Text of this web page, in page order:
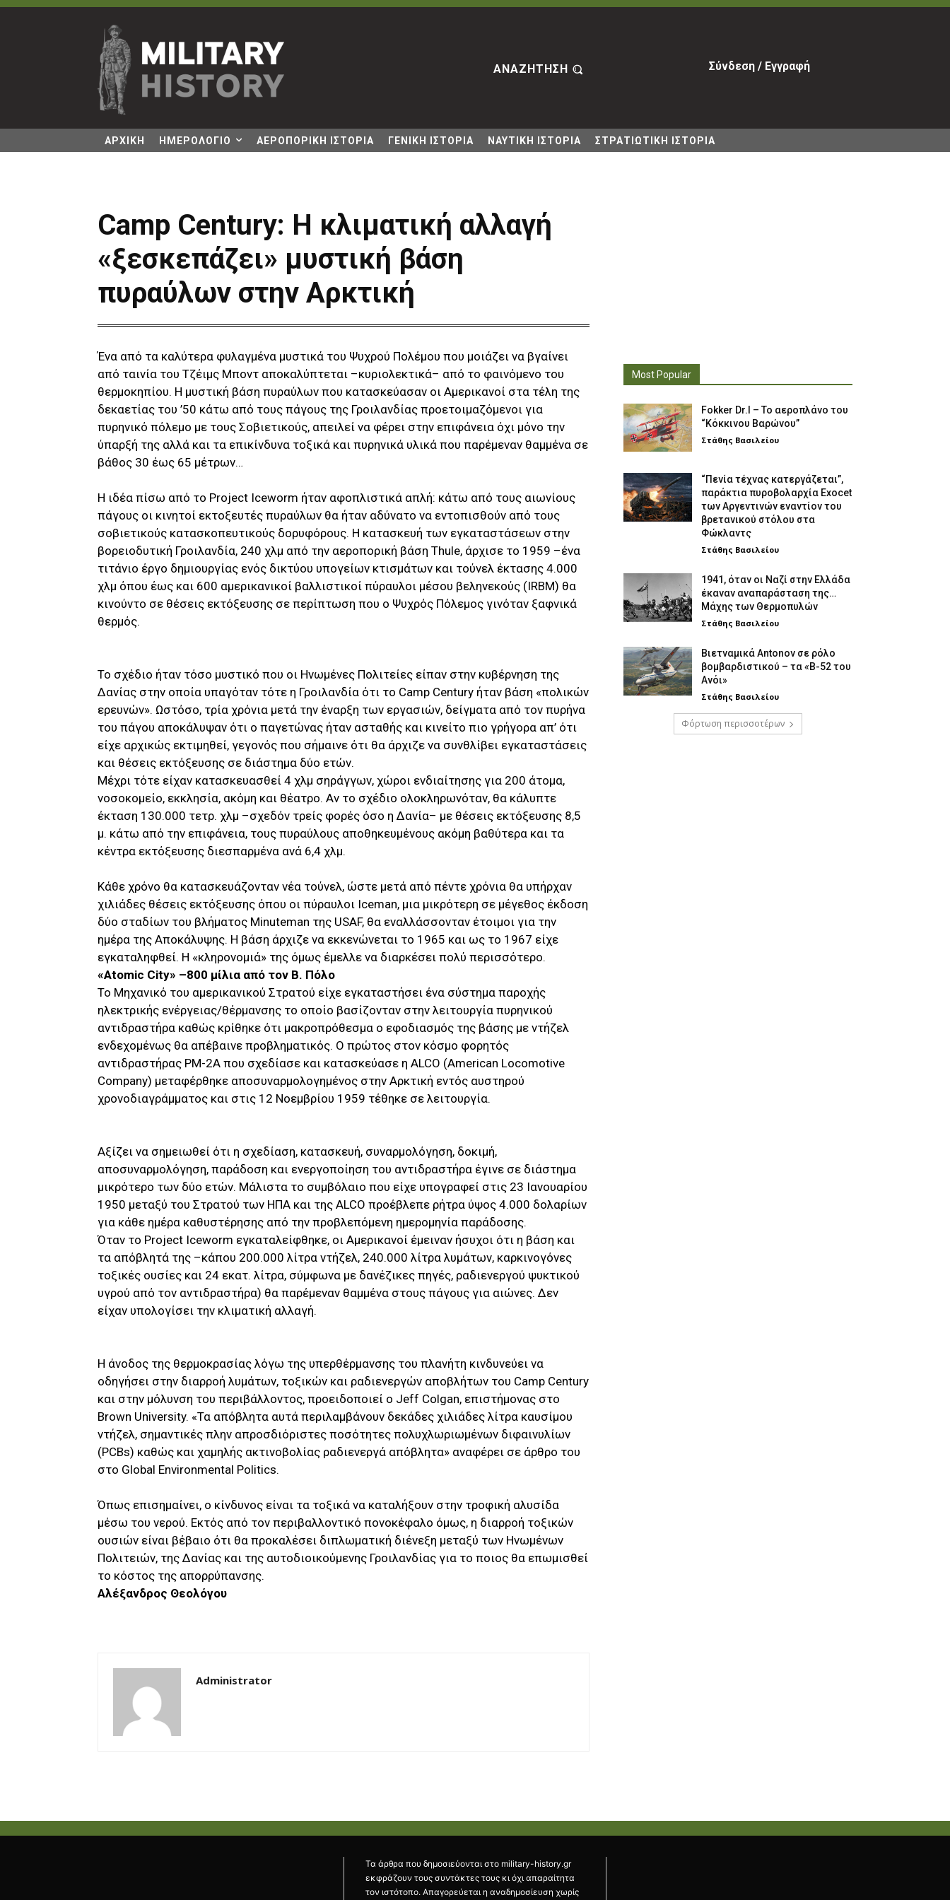
ΑΝΑΖΗΤΗΣΗ Σύνδεση / Εγγραφή
ΑΡΧΙΚΗ ΗΜΕΡΟΛΟΓΙΟ ΑΕΡΟΠΟΡΙΚΗ ΙΣΤΟΡΙΑ ΓΕΝΙΚΗ ΙΣΤΟΡΙΑ ΝΑΥΤΙΚΗ ΙΣΤΟΡΙΑ ΣΤΡΑΤΙΩΤΙΚΗ ΙΣΤΟΡΙΑ
Camp Century: Η κλιματική αλλαγή
«ξεσκεπάζει» μυστική βάση
πυραύλων στην Αρκτική
Ένα από τα καλύτερα φυλαγμένα μυστικά του Ψυχρού Πολέμου που μοιάζει να βγαίνει
από ταινία του Τζέιμς Μποντ αποκαλύπτεται –κυριολεκτικά– από το φαινόμενο του
θερμοκηπίου. Η μυστική βάση πυραύλων που κατασκεύασαν οι Αμερικανοί στα τέλη της
δεκαετίας του ’50 κάτω από τους πάγους της Γροιλανδίας προετοιμαζόμενοι για
πυρηνικό πόλεμο με τους Σοβιετικούς, απειλεί να φέρει στην επιφάνεια όχι μόνο την
ύπαρξή της αλλά και τα επικίνδυνα τοξικά και πυρηνικά υλικά που παρέμεναν θαμμένα σε
βάθος 30 έως 65 μέτρων…
Η ιδέα πίσω από το Project Iceworm ήταν αφοπλιστικά απλή: κάτω από τους αιωνίους
πάγους οι κινητοί εκτοξευτές πυραύλων θα ήταν αδύνατο να εντοπισθούν από τους
σοβιετικούς κατασκοπευτικούς δορυφόρους. Η κατασκευή των εγκαταστάσεων στην
βορειοδυτική Γροιλανδία, 240 χλμ από την αεροπορική βάση Thule, άρχισε το 1959 –ένα
τιτάνιο έργο δημιουργίας ενός δικτύου υπογείων κτισμάτων και τούνελ έκτασης 4.000
χλμ όπου έως και 600 αμερικανικοί βαλλιστικοί πύραυλοι μέσου βεληνεκούς (IRBM) θα
κινούντο σε θέσεις εκτόξευσης σε περίπτωση που ο Ψυχρός Πόλεμος γινόταν ξαφνικά
θερμός.
Το σχέδιο ήταν τόσο μυστικό που οι Ηνωμένες Πολιτείες είπαν στην κυβέρνηση της
Δανίας στην οποία υπαγόταν τότε η Γροιλανδία ότι το Camp Century ήταν βάση «πολικών
ερευνών». Ωστόσο, τρία χρόνια μετά την έναρξη των εργασιών, δείγματα από τον πυρήνα
του πάγου αποκάλυψαν ότι ο παγετώνας ήταν ασταθής και κινείτο πιο γρήγορα απ’ ότι
είχε αρχικώς εκτιμηθεί, γεγονός που σήμαινε ότι θα άρχιζε να συνθλίβει εγκαταστάσεις
και θέσεις εκτόξευσης σε διάστημα δύο ετών.
Μέχρι τότε είχαν κατασκευασθεί 4 χλμ σηράγγων, χώροι ενδιαίτησης για 200 άτομα,
νοσοκομείο, εκκλησία, ακόμη και θέατρο. Αν το σχέδιο ολοκληρωνόταν, θα κάλυπτε
έκταση 130.000 τετρ. χλμ –σχεδόν τρείς φορές όσο η Δανία– με θέσεις εκτόξευσης 8,5
μ. κάτω από την επιφάνεια, τους πυραύλους αποθηκευμένους ακόμη βαθύτερα και τα
κέντρα εκτόξευσης διεσπαρμένα ανά 6,4 χλμ.
Κάθε χρόνο θα κατασκευάζονταν νέα τούνελ, ώστε μετά από πέντε χρόνια θα υπήρχαν
χιλιάδες θέσεις εκτόξευσης όπου οι πύραυλοι Iceman, μια μικρότερη σε μέγεθος έκδοση
δύο σταδίων του βλήματος Minuteman της USAF, θα εναλλάσσονταν έτοιμοι για την
ημέρα της Αποκάλυψης. Η βάση άρχιζε να εκκενώνεται το 1965 και ως το 1967 είχε
εγκαταληφθεί. Η «κληρονομιά» της όμως έμελλε να διαρκέσει πολύ περισσότερο.
«Atomic City» –800 μίλια από τον Β. Πόλο
Το Μηχανικό του αμερικανικού Στρατού είχε εγκαταστήσει ένα σύστημα παροχής
ηλεκτρικής ενέργειας/θέρμανσης το οποίο βασίζονταν στην λειτουργία πυρηνικού
αντιδραστήρα καθώς κρίθηκε ότι μακροπρόθεσμα ο εφοδιασμός της βάσης με ντήζελ
ενδεχομένως θα απέβαινε προβληματικός. Ο πρώτος στον κόσμο φορητός
αντιδραστήρας PM-2A που σχεδίασε και κατασκεύασε η ALCO (American Locomotive
Company) μεταφέρθηκε αποσυναρμολογημένος στην Αρκτική εντός αυστηρού
χρονοδιαγράμματος και στις 12 Νοεμβρίου 1959 τέθηκε σε λειτουργία.
Αξίζει να σημειωθεί ότι η σχεδίαση, κατασκευή, συναρμολόγηση, δοκιμή,
αποσυναρμολόγηση, παράδοση και ενεργοποίηση του αντιδραστήρα έγινε σε διάστημα
μικρότερο των δύο ετών. Μάλιστα το συμβόλαιο που είχε υπογραφεί στις 23 Ιανουαρίου
1950 μεταξύ του Στρατού των ΗΠΑ και της ALCO προέβλεπε ρήτρα ύψος 4.000 δολαρίων
για κάθε ημέρα καθυστέρησης από την προβλεπόμενη ημερομηνία παράδοσης.
Όταν το Project Iceworm εγκαταλείφθηκε, οι Αμερικανοί έμειναν ήσυχοι ότι η βάση και
τα απόβλητά της –κάπου 200.000 λίτρα ντήζελ, 240.000 λίτρα λυμάτων, καρκινογόνες
τοξικές ουσίες και 24 εκατ. λίτρα, σύμφωνα με δανέζικες πηγές, ραδιενεργού ψυκτικού
υγρού από τον αντιδραστήρα) θα παρέμεναν θαμμένα στους πάγους για αιώνες. Δεν
είχαν υπολογίσει την κλιματική αλλαγή.
Η άνοδος της θερμοκρασίας λόγω της υπερθέρμανσης του πλανήτη κινδυνεύει να
οδηγήσει στην διαρροή λυμάτων, τοξικών και ραδιενεργών αποβλήτων του Camp Century
και στην μόλυνση του περιβάλλοντος, προειδοποιεί ο Jeff Colgan, επιστήμονας στο
Brown University. «Τα απόβλητα αυτά περιλαμβάνουν δεκάδες χιλιάδες λίτρα καυσίμου
ντήζελ, σημαντικές πλην απροσδιόριστες ποσότητες πολυχλωριωμένων διφαινυλίων
(PCBs) καθώς και χαμηλής ακτινοβολίας ραδιενεργά απόβλητα» αναφέρει σε άρθρο του
στο Global Environmental Politics.
Όπως επισημαίνει, ο κίνδυνος είναι τα τοξικά να καταλήξουν στην τροφική αλυσίδα
μέσω του νερού. Εκτός από τον περιβαλλοντικό πονοκέφαλο όμως, η διαρροή τοξικών
ουσιών είναι βέβαιο ότι θα προκαλέσει διπλωματική διένεξη μεταξύ των Ηνωμένων
Πολιτειών, της Δανίας και της αυτοδιοικούμενης Γροιλανδίας για το ποιος θα επωμισθεί
το κόστος της απορρύπανσης.
Αλέξανδρος Θεολόγου
Administrator
Most Popular
Fokker Dr.I – To αεροπλάνο του
“Κόκκινου Βαρώνου”
Στάθης Βασιλείου
“Πενία τέχνας κατεργάζεται”,
παράκτια πυροβολαρχία Exocet
των Αργεντινών εναντίον του
βρετανικού στόλου στα
Φώκλαντς
Στάθης Βασιλείου
1941, όταν οι Ναζί στην Ελλάδα
έκαναν αναπαράσταση της…
Μάχης των Θερμοπυλών
Στάθης Βασιλείου
Βιετναμικά Antonov σε ρόλο
βομβαρδιστικού – τα «Β-52 του
Ανόι»
Στάθης Βασιλείου
Φόρτωση περισσοτέρων
Τα άρθρα που δημοσιεύονται στο military-history.gr
εκφράζουν τους συντάκτες τους κι όχι απαραίτητα
τον ιστότοπο. Απαγορεύεται η αναδημοσίευση χωρίς